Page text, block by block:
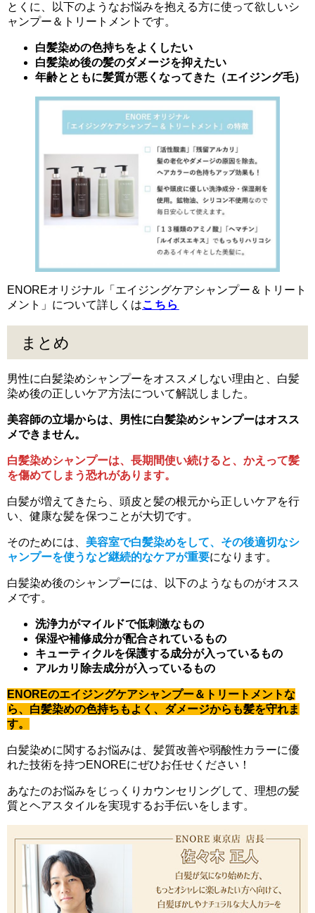
とくに、以下のようなお悩みを抱える方に使って欲しいシ
ャンプー＆トリートメントです。
白髪染めの色持ちをよくしたい
白髪染め後の髪のダメージを抑えたい
年齢とともに髪質が悪くなってきた（エイジング毛）
ENOREオリジナル「エイジングケアシャンプー＆トリート
メント」について詳しくはこちら
まとめ
男性に白髪染めシャンプーをオススメしない理由と、白髪
染め後の正しいケア方法について解説しました。
美容師の立場からは、男性に白髪染めシャンプーはオスス
メできません。
白髪染めシャンプーは、長期間使い続けると、かえって髪
を傷めてしまう恐れがあります。
白髪が増えてきたら、頭皮と髪の根元から正しいケアを行
い、健康な髪を保つことが大切です。
そのためには、 美容室で白髪染めをして、その後適切なシ
ャンプーを使うなど継続的なケアが重要になります。
白髪染め後のシャンプーには、以下のようなものがオスス
メです。
洗浄力がマイルドで低刺激なもの
保湿や補修成分が配合されているもの
キューティクルを保護する成分が入っているもの
アルカリ除去成分が入っているもの
ENOREのエイジングケアシャンプー＆トリートメントな
ら、白髪染めの色持ちもよく、ダメージからも髪を守れま
す。
白髪染めに関するお悩みは、髪質改善や弱酸性カラーに優
れた技術を持つENOREにぜひお任せください！
あなたのお悩みをじっくりカウンセリングして、理想の髪
質とヘアスタイルを実現するお手伝いをします。